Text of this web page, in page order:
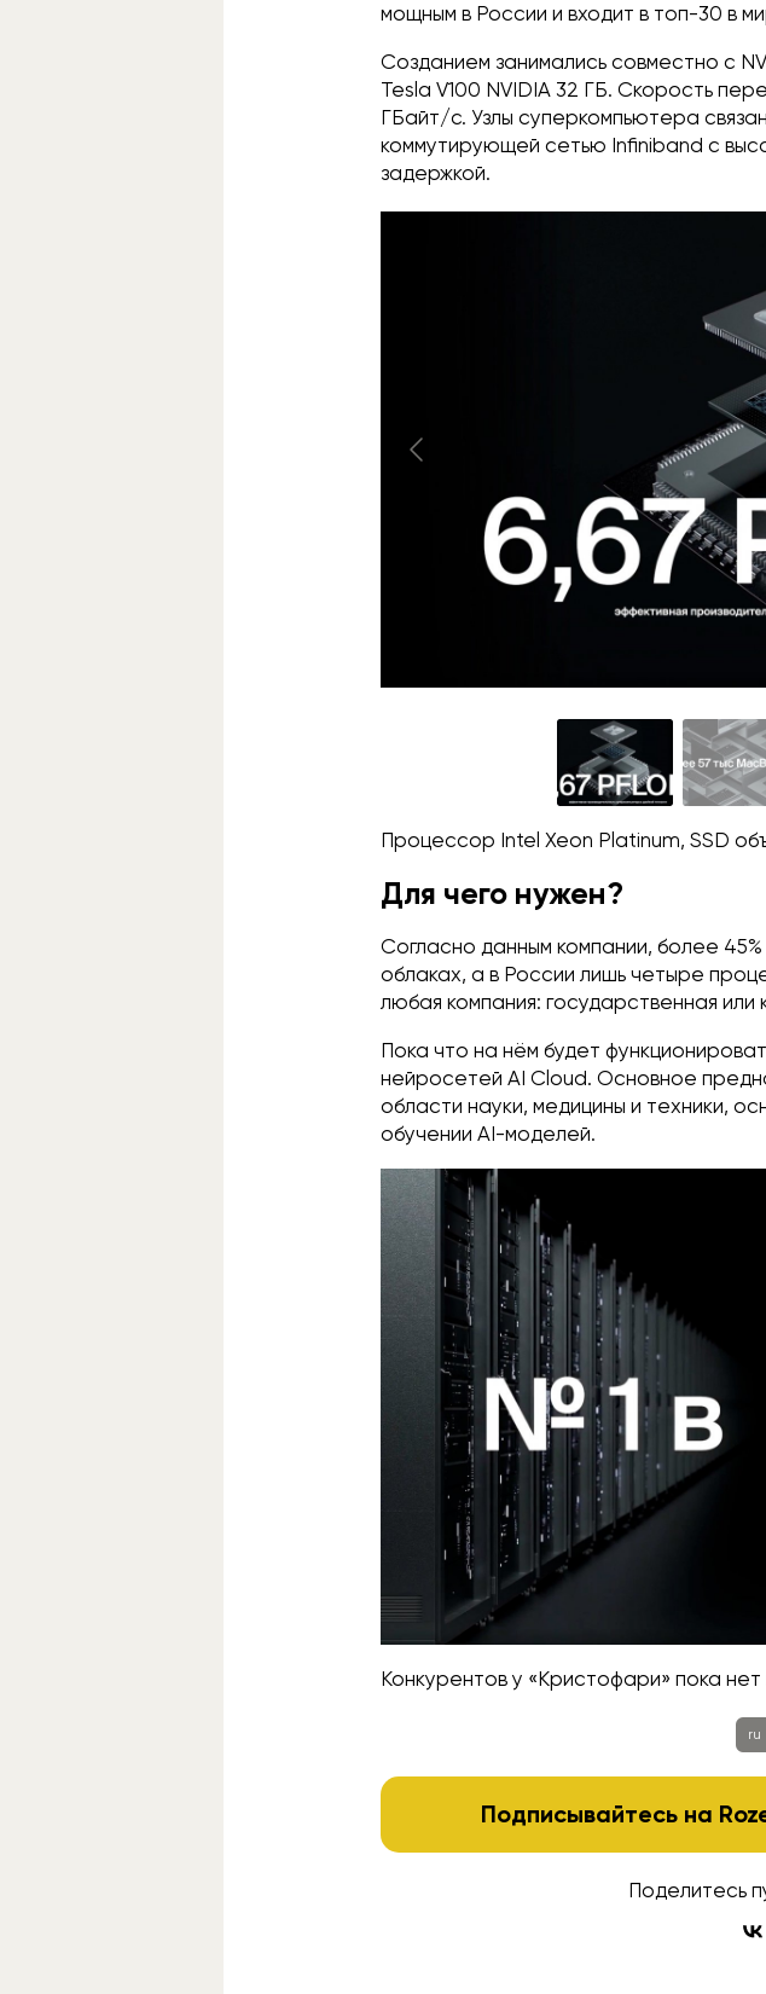
мощным в России и входит в топ-30 в
Созданием занимались совместно с
Tesla V100 NVIDIA 32 ГБ. Скорость
ГБайт/с. Узлы суперкомпьютера
коммутирующей сетью Infiniband с
задержкой.
Процессор Intel Xeon Platinum, SSD
Для чего нужен?
Согласно данным компании, более
облаках, а в России лишь четыре
любая компания: государственная или
Пока что на нём будет
нейросетей AI Cloud. Основное
области науки, медицины и техники,
обучении AI-моделей.
Конкурентов у «Кристофари» пока нет
ru
Подписывайтесь на
Поделитесь